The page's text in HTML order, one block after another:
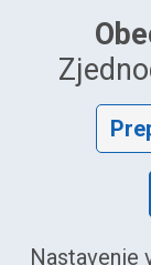
Nastavenie